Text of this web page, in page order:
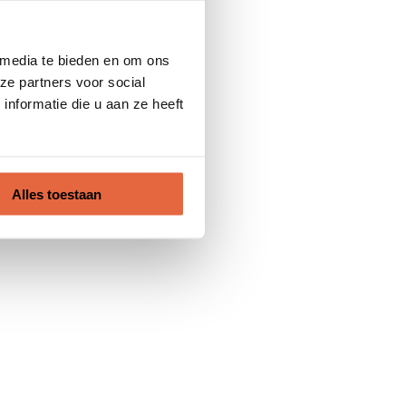
te bieden en om ons
partners voor social
die u aan ze heeft
Alles toestaan